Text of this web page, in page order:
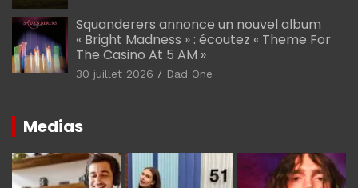
Squanderers annonce un nouvel album
« Bright Madness » : écoutez « Theme For
The Casino At 5 AM »
30 juillet 2026 Dad One
Medias